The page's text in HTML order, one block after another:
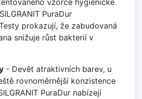
vzorce hygienické
PuraDur
prokazují, že zabudovaná
snižuje růst bakterií v
- Devět atraktivních barev, u
rovnoměrnější konzistence
PuraDur nabízejí